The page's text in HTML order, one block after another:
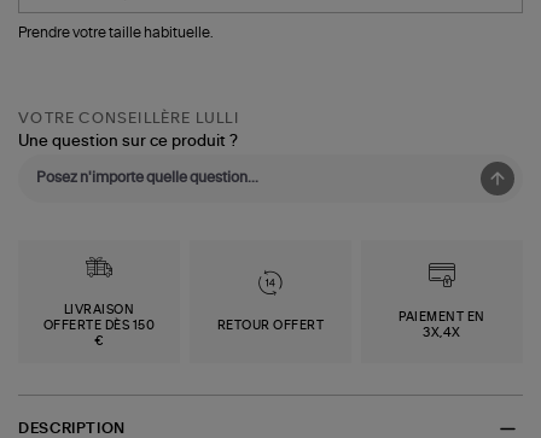
Prendre votre taille habituelle.
VOTRE CONSEILLÈRE LULLI
Une question sur ce produit ?
LIVRAISON
OFFERTE DÈS 150
€
RETOUR OFFERT
PAIEMENT EN
3X,4X
DESCRIPTION